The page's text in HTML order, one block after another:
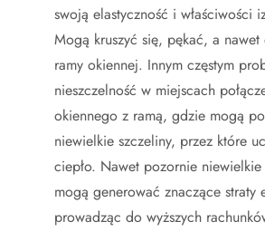
swoją elastyczność i właściwości
Mogą kruszyć się, pękać, a
ramy okiennej. Innym częstym
nieszczelność w miejscach
okiennego z ramą, gdzie mogą
niewielkie szczeliny, przez które
ciepło. Nawet pozornie niewielkie
mogą generować znaczące straty
prowadząc do wyższych